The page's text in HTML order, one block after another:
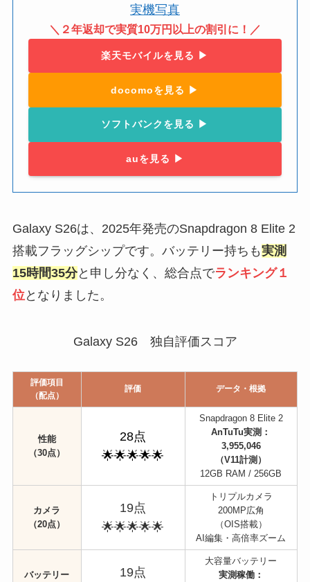
＼２年返却で実質10万円以上の割引に！／
楽天モバイルを見る ▶︎
docomoを見る ▶︎
ソフトバンクを見る ▶︎
auを見る ▶︎
Galaxy S26は、2025年発売のSnapdragon 8 Elite 2
搭載フラッグシップです。バッテリー持ちも実測
15時間35分と申し分なく、総合点でランキング１
位 となりました。
Galaxy S26 独自評価スコア
評価項目
（配点）
評価 データ・根拠
性能
（30点）
28点
🌟🌟🌟🌟🌟
Snapdragon 8 Elite 2
AnTuTu実測：
3,955,046
（V11計測）
12GB RAM / 256GB
カメラ
（20点）
19点
🌟🌟🌟🌟🌟
トリプルカメラ
200MP広角
（OIS搭載）
AI編集・高倍率ズーム
バッテリー
19点
大容量バッテリー
実測稼働：